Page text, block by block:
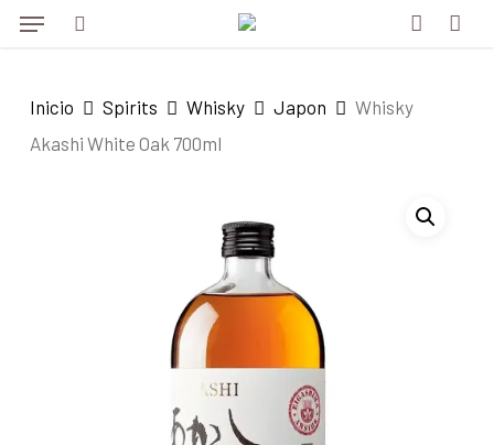
Skip
content
Menu
Inicio Spirits Whisky Japon
Whisky
Akashi White Oak 700ml